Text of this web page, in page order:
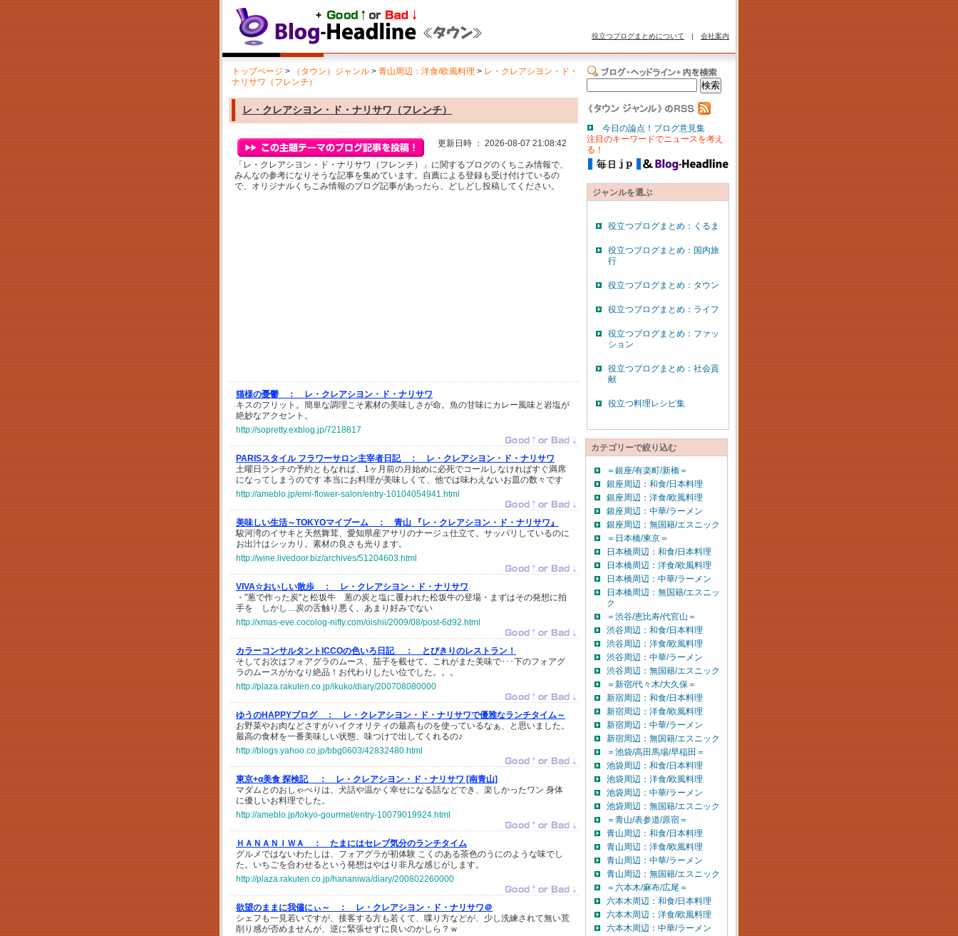
役立つブログまとめについて | 会社案内
トップページ > （タウン）ジャンル > 青山周辺：洋食/欧風料理 > レ・クレアシヨン・ド・
ナリサワ（フレンチ）
レ・クレアシヨン・ド・ナリサワ（フレンチ）
更新日時 ： 2026-08-07 21:08:42
「レ・クレアシヨン・ド・ナリサワ（フレンチ）」に関するブログのくちこみ情報で、
みんなの参考になりそうな記事を集めています。自薦による登録も受け付けているの
で、オリジナルくちこみ情報のブログ記事があったら、どしどし投稿してください。
猫様の憂鬱 ：
レ・クレアシヨン・ド・ナリサワ
キスのフリット。簡単な調理こそ素材の美味しさが命。魚の甘味にカレー風味と岩塩が
絶妙なアクセント。
http://sopretty.exblog.jp/7218817
PARISスタイル フラワーサロン主宰者日記 ：
レ・クレアシヨン・ド・ナリサワ
土曜日ランチの予約ともなれば、1ヶ月前の月始めに必死でコールしなければすぐ満席
になってしまうのです 本当にお料理が美味しくて、他では味わえないお皿の数々です
http://ameblo.jp/emi-flower-salon/entry-10104054941.html
美味しい生活～TOKYOマイブーム ：
青山 『レ・クレアシヨン・ド・ナリサワ』
駿河湾のイサキと天然舞茸、愛知県産アサリのナージュ仕立て。サッパリしているのに
お出汁はシッカリ。素材の良さも光ります。
http://wine.livedoor.biz/archives/51204603.html
VIVA☆おいしい散歩 ：
レ・クレアシヨン・ド・ナリサワ
・"葱で作った炭"と松坂牛 葱の炭と塩に覆われた松坂牛の登場・まずはその発想に拍
手を しかし…炭の舌触り悪く、あまり好みでない
http://xmas-eve.cocolog-nifty.com/oishii/2009/08/post-6d92.html
カラーコンサルタントICCOの色いろ日記 ：
とびきりのレストラン！
そしてお次はフォアグラのムース、茄子を載せて。これがまた美味で･･･下のフォアグ
ラのムースがかなり絶品！お代わりしたい位でした。。。
http://plaza.rakuten.co.jp/ikuko/diary/200708080000
ゆうのHAPPYブログ ：
レ・クレアシヨン・ド・ナリサワで優雅なランチタイム～
お野菜やお肉などさすがハイクオリティの最高ものを使っているなぁ、と思いました。
最高の食材を一番美味しい状態、味つけで出してくれるの♪
http://blogs.yahoo.co.jp/bbg0603/42832480.html
東京+α美食 探検記 ：
レ・クレアシヨン・ド・ナリサワ [南青山]
マダムとのおしゃべりは、犬話や温かく幸せになる話などでき、楽しかったワン 身体
に優しいお料理でした。
http://ameblo.jp/tokyo-gourmet/entry-10079019924.html
ＨＡＮＡＮＩＷＡ ：
たまにはセレブ気分のランチタイム
グルメではないわたしは、フォアグラが初体験 こくのある茶色のうにのような味でし
た。いちごを合わせるという発想はやはり非凡な感じがします。
http://plaza.rakuten.co.jp/hananiwa/diary/200802260000
欲望のままに我儘にぃ～ ：
レ・クレアシヨン・ド・ナリサワ＠
シェフも一見若いですが、接客する方も若くて、喋り方などが、少し洗練されて無い荒
削り感が否めませんが、逆に緊張せずに良いのかしら？ｗ
今日の論点！ブログ意見集
注目のキーワードでニュースを考え
る！
ジャンルを選ぶ
役立つブログまとめ：くるま
役立つブログまとめ：国内旅
行
役立つブログまとめ：タウン
役立つブログまとめ：ライフ
役立つブログまとめ：ファッ
ション
役立つブログまとめ：社会貢
献
役立つ料理レシピ集
カテゴリーで絞り込む
＝銀座/有楽町/新橋＝
銀座周辺：和食/日本料理
銀座周辺：洋食/欧風料理
銀座周辺：中華/ラーメン
銀座周辺：無国籍/エスニック
＝日本橋/東京＝
日本橋周辺：和食/日本料理
日本橋周辺：洋食/欧風料理
日本橋周辺：中華/ラーメン
日本橋周辺：無国籍/エスニッ
ク
＝渋谷/恵比寿/代官山＝
渋谷周辺：和食/日本料理
渋谷周辺：洋食/欧風料理
渋谷周辺：中華/ラーメン
渋谷周辺：無国籍/エスニック
＝新宿/代々木/大久保＝
新宿周辺：和食/日本料理
新宿周辺：洋食/欧風料理
新宿周辺：中華/ラーメン
新宿周辺：無国籍/エスニック
＝池袋/高田馬場/早稲田＝
池袋周辺：和食/日本料理
池袋周辺：洋食/欧風料理
池袋周辺：中華/ラーメン
池袋周辺：無国籍/エスニック
＝青山/表参道/原宿＝
青山周辺：和食/日本料理
青山周辺：洋食/欧風料理
青山周辺：中華/ラーメン
青山周辺：無国籍/エスニック
＝六本木/麻布/広尾＝
六本木周辺：和食/日本料理
六本木周辺：洋食/欧風料理
六本木周辺：中華/ラーメン